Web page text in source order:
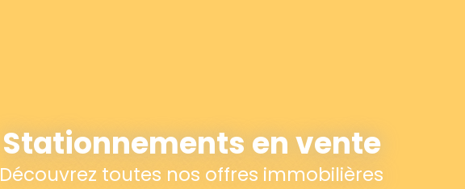
Stationnements en vente
Découvrez toutes nos offres immobilières